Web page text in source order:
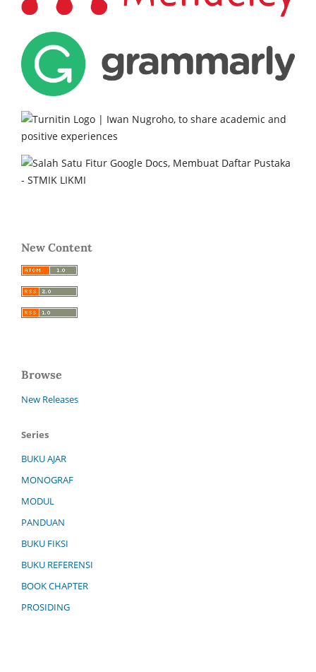
New Content
Browse
New Releases
Series
BUKU AJAR
MONOGRAF
MODUL
PANDUAN
BUKU FIKSI
BUKU REFERENSI
BOOK CHAPTER
PROSIDING